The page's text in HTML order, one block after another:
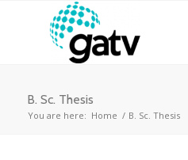
B. Sc. Thesis
You are here: Home / B. Sc. Thesis